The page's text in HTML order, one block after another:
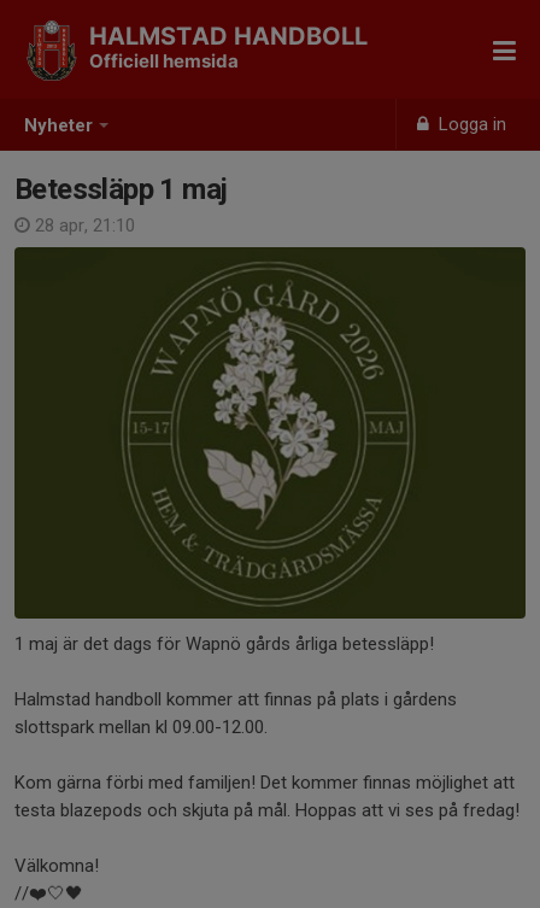
Nyheter Logga in
HALMSTAD HANDBOLL
Officiell hemsida
Betessläpp 1 maj
28 apr, 21:10
1 maj är det dags för Wapnö gårds årliga betessläpp!
Halmstad handboll kommer att finnas på plats i gårdens
slottspark mellan kl 09.00-12.00.
Kom gärna förbi med familjen! Det kommer finnas möjlighet att
testa blazepods och skjuta på mål. Hoppas att vi ses på fredag!
Välkomna!
//❤️🤍🖤